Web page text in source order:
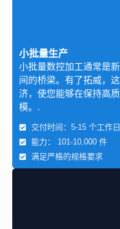
这些焊接方法可将制
焊接速度更快，适用
更干净、更精确的接
两种方法都能确保成
金属薄板
和局限性？
小批量生产
小批量数控加工通常是
间的桥梁。有了拓威，
济，使您能够在保持高
模。.
交付时间：5-15 个工作日
能力： 101-10,000 件
满足严格的规格要求